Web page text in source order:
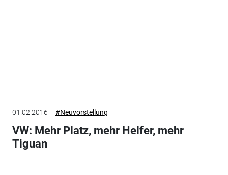
01.02.2016 #Neuvorstellung
VW: Mehr Platz, mehr Helfer, mehr
Tiguan